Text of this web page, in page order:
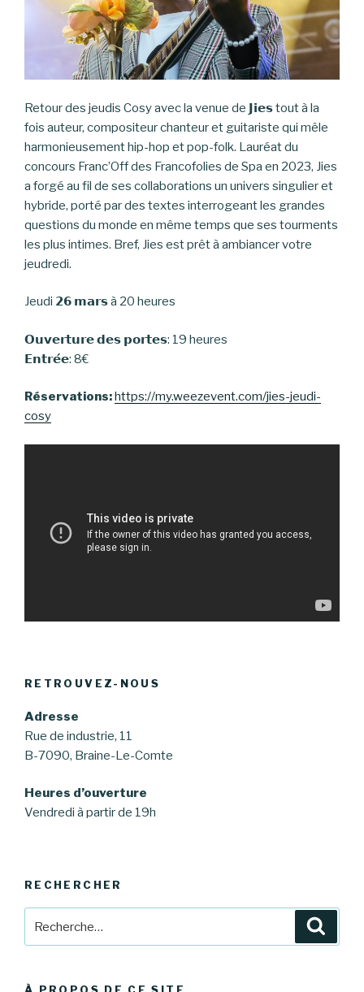
Retour des jeudis Cosy avec la venue de 𝗝𝗶𝗲𝘀 tout à la
fois auteur, compositeur chanteur et guitariste qui mêle
harmonieusement hip-hop et pop-folk. Lauréat du
concours Franc’Off des Francofolies de Spa en 2023, Jies
a forgé au fil de ses collaborations un univers singulier et
hybride, porté par des textes interrogeant les grandes
questions du monde en même temps que ses tourments
les plus intimes. Bref, Jies est prêt à ambiancer votre
jeudredi.
Jeudi 𝟮𝟲 𝗺𝗮𝗿𝘀 à 20 heures
𝗢𝘂𝘃𝗲𝗿𝘁𝘂𝗿𝗲 𝗱𝗲𝘀 𝗽𝗼𝗿𝘁𝗲𝘀: 19 heures
𝗘𝗻𝘁𝗿𝗲́𝗲: 8€
Réservations:https://my.weezevent.com/jies-jeudi-
cosy
RETROUVEZ-NOUS
Adresse
Rue de industrie, 11
B-7090, Braine-Le-Comte
Heures d’ouverture
Vendredi à partir de 19h
RECHERCHER